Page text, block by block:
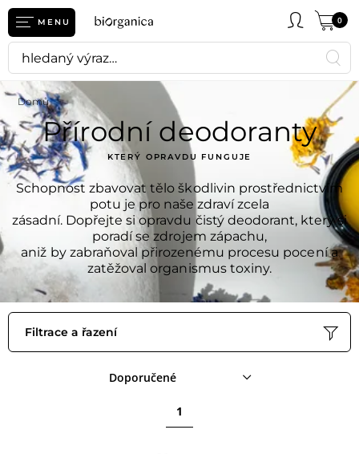
MENU 0
Domů
Přírodní deodoranty
KTERÝ OPRAVDU FUNGUJE
Schopnost zbavovat tělo škodlivin prostřednictvím
potu je pro naše zdraví zcela
zásadní. Dopřejte si opravdu čistý deodorant, který si
poradí se zdrojem zápachu,
aniž by zabraňoval přirozenému procesu pocení a
zatěžoval organismus toxiny.
Filtrace a řazení
Doporučené
1